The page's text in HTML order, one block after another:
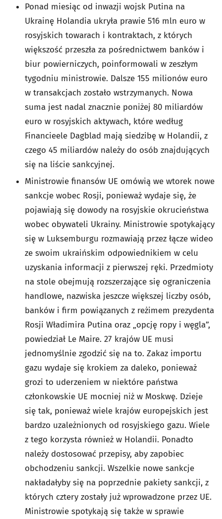
Ponad miesiąc od inwazji wojsk Putina na
Ukrainę Holandia ukryła prawie 516 mln euro w
rosyjskich towarach i kontraktach, z których
większość przeszła za pośrednictwem banków i
biur powierniczych, poinformowali w zeszłym
tygodniu ministrowie. Dalsze 155 milionów euro
w transakcjach zostało wstrzymanych. Nowa
suma jest nadal znacznie poniżej 80 miliardów
euro w rosyjskich aktywach, które według
Financieele Dagblad mają siedzibę w Holandii, z
czego 45 miliardów należy do osób znajdujących
się na liście sankcyjnej.
Ministrowie finansów UE omówią we wtorek nowe
sankcje wobec Rosji, ponieważ wydaje się, że
pojawiają się dowody na rosyjskie okrucieństwa
wobec obywateli Ukrainy. Ministrowie spotykający
się w Luksemburgu rozmawiają przez łącze wideo
ze swoim ukraińskim odpowiednikiem w celu
uzyskania informacji z pierwszej ręki. Przedmioty
na stole obejmują rozszerzające się ograniczenia
handlowe, nazwiska jeszcze większej liczby osób,
banków i firm powiązanych z reżimem prezydenta
Rosji Władimira Putina oraz „opcję ropy i węgla”,
powiedział Le Maire. 27 krajów UE musi
jednomyślnie zgodzić się na to. Zakaz importu
gazu wydaje się krokiem za daleko, ponieważ
grozi to uderzeniem w niektóre państwa
członkowskie UE mocniej niż w Moskwę. Dzieje
się tak, ponieważ wiele krajów europejskich jest
bardzo uzależnionych od rosyjskiego gazu. Wiele
z tego korzysta również w Holandii. Ponadto
należy dostosować przepisy, aby zapobiec
obchodzeniu sankcji. Wszelkie nowe sankcje
nakładałyby się na poprzednie pakiety sankcji, z
których cztery zostały już wprowadzone przez UE.
Ministrowie spotykają się także w sprawie